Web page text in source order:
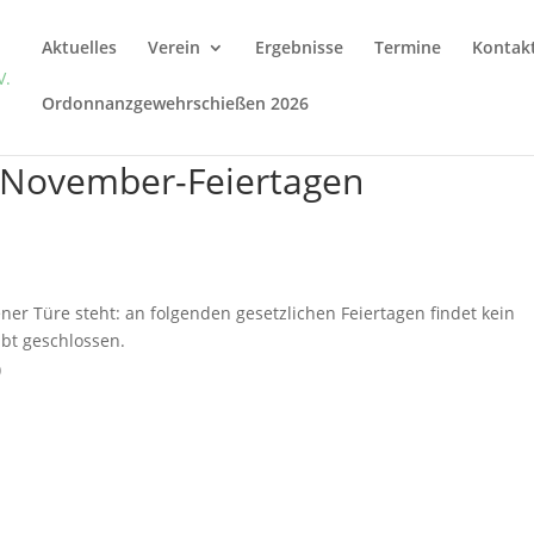
Aktuelles Verein Ergebnisse Termine
Ordonnanzgewehrschießen 2026
Feiertagen
Türe steht: an folgenden gesetzlichen Feiertagen findet kein
geschlossen.